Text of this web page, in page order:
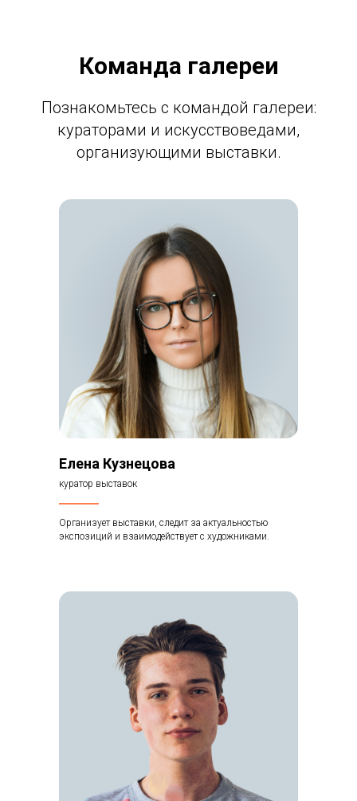
Команда галереи
Познакомьтесь с командой галереи:
кураторами и искусствоведами,
организующими выставки.
Елена Кузнецова
куратор выставок
Организует выставки, следит за актуальностью
экспозиций и взаимодействует с художниками.